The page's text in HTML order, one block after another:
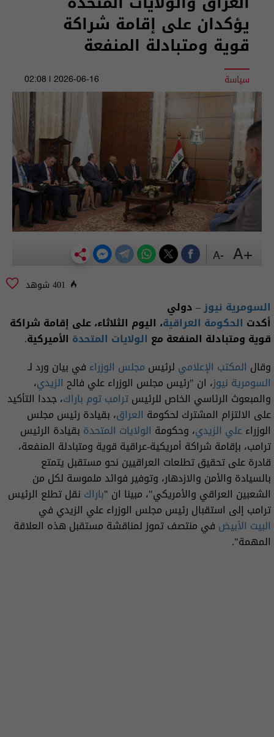
يؤكدان على إقامة شراكة
قوية ومتبادلة المنفعة
سياسة 2026-06-16 | 02:08
401 شوهد
السومرية نيوز– دولي
أكدت الحكومة العراقية، اليوم الثلاثاء، على إقامة شراكة
قوية ومتبادلة المنفعة مع الولايات المتحدة الأميركية.
وقال المكتب الإعلامي لرئيس مجلس الوزراء في بيان ورد لـ
السومرية نيوز، ان "رئيس مجلس الوزراء علي فالح الزيدي،
والمبعوث الرئاسي الخاص للرئيسترامبتوم باراك، جددا التأكيد
على الالتزام المشترك لحكومة العراق، بقيادة رئيس مجلس
الوزراءعلي الزيدي، وحكومة الولايات المتحدة بقيادة الرئيس
ترامب، بإقامة شراكة أمريكية-عراقية قوية ومتبادلة المنفعة،
قادرة على تحقيق تطلعات العراقيين نحو مستقبل يتمتع
بالسيادة والأمن والازدهار، وتوفير فوائد ملموسة لكل من
الشعبين العراقي والأمريكي"، مبينا ان "باراك نقل تطلع الرئيس
ترامب إلى استقبال رئيس مجلس الوزراء علي الزيدي في
البيت الأبيض في منتصف تموز لمناقشة مستقبل هذه العلاقة
المهمة".
+A
-A